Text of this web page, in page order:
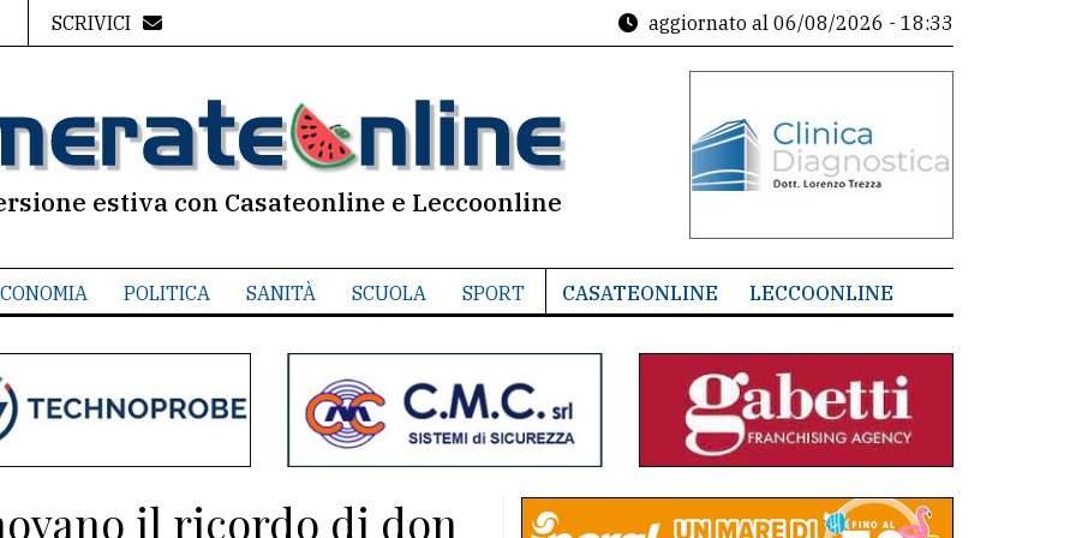
SCRIVICI aggiornato al 06/08/2026 - 18:33
estiva con Casateonline e Leccoonline
POLITICA SANITÀ SCUOLA SPORT CASATEONLINE LECCOONLINE
il ricordo di don